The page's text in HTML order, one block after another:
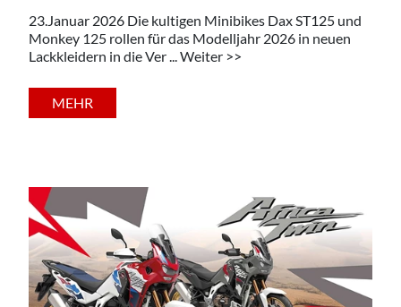
23.Januar 2026 Die kultigen Minibikes Dax ST125 und
Monkey 125 rollen für das Modelljahr 2026 in neuen
Lackkleidern in die Ver ... Weiter >>
MEHR